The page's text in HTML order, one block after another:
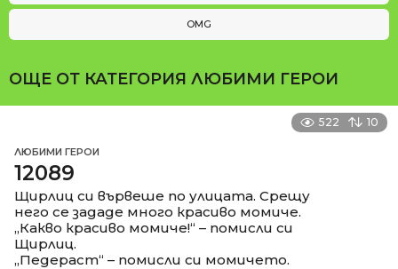
OMG
ОЩЕ ОТ КАТЕГОРИЯ ЛЮБИМИ ГЕРОИ
522 10
ЛЮБИМИ ГЕРОИ
12089
Щирлиц си вървеше по улицата. Срещу
него се зададе много красиво момиче.
„Какво красиво момиче!“ – помисли си
Щирлиц.
„Педераст“ – помисли си момичето.